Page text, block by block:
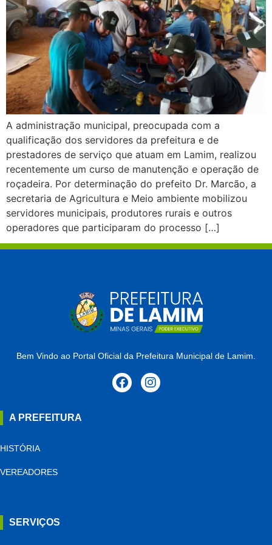
A administração municipal, preocupada com a
qualificação dos servidores da prefeitura e de
prestadores de serviço que atuam em Lamim, realizou
recentemente um curso de manutenção e operação de
roçadeira. Por determinação do prefeito Dr. Marcão, a
secretaria de Agricultura e Meio ambiente mobilizou
servidores municipais, produtores rurais e outros
operadores que participaram do processo […]
Bem Vindo ao Portal Oficial da Prefeitura Municipal de Lamim.
A PREFEITURA
HISTÓRIA
VEREADORES
SERVIÇOS